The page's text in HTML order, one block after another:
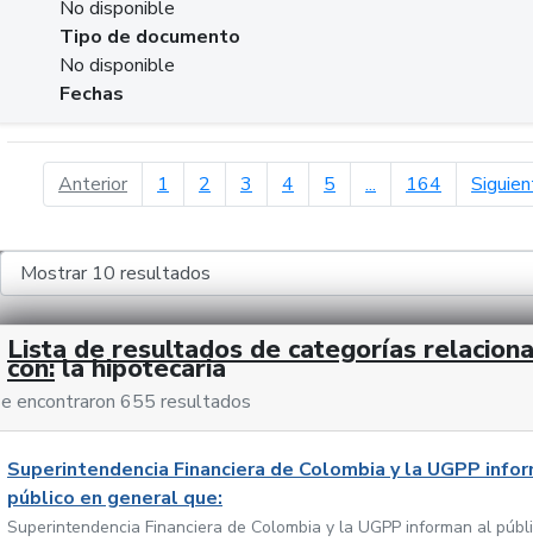
No disponible
Tipo de documento
No disponible
Fechas
Anteriorpágina anterior
1 2 3 4 5 ... 164
Lista de resultados de categorías
con: la hipotecaria
encontraron 655 resultados
Superintendencia Financiera de Colombia y la UGPP
público en general que:
Superintendencia Financiera de Colombia y la UGPP informan al